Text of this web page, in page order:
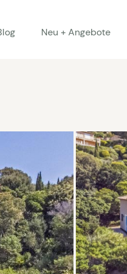
Neu + Angebote